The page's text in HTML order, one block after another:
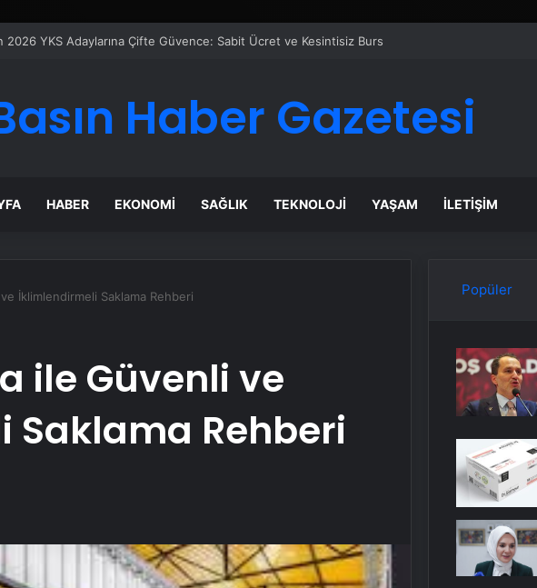
Maması İle Tüm Evcil Hayvan Ürünleri
Haber Gazetesi
HABER EKONOMI SAĞLIK TEKNOLOJI YAŞAM İLETIŞIM
İklimlendirmeli Saklama Rehberi
ile Güvenli ve
Rehberi
Popüler